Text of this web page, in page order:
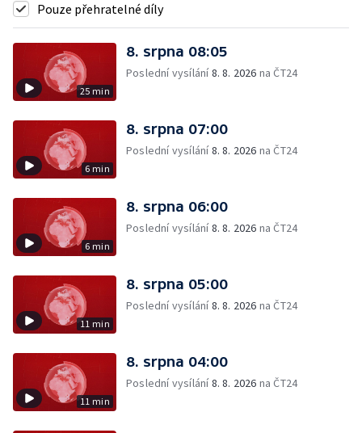
Pouze přehratelné díly
25 min
8. srpna 08:05
Poslední vysílání8. 8. 2026 na ČT24
6 min
8. srpna 07:00
Poslední vysílání8. 8. 2026 na ČT24
6 min
8. srpna 06:00
Poslední vysílání8. 8. 2026 na ČT24
11 min
8. srpna 05:00
Poslední vysílání8. 8. 2026 na ČT24
11 min
8. srpna 04:00
Poslední vysílání8. 8. 2026 na ČT24